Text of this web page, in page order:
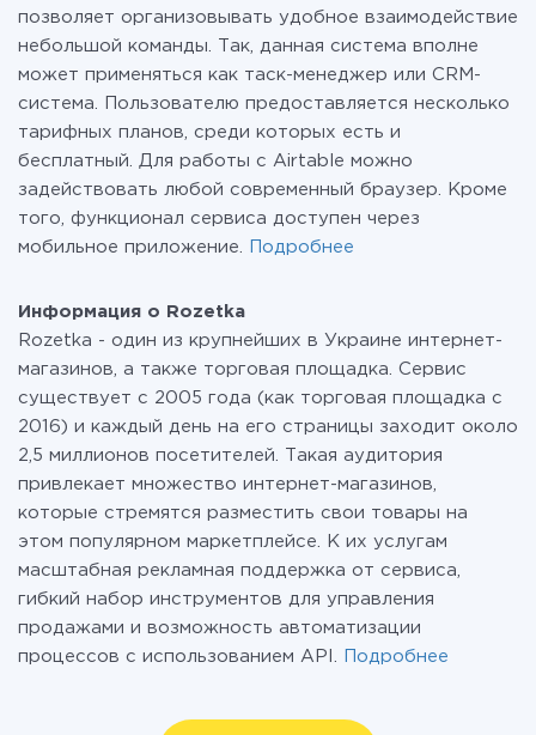
позволяет организовывать удобное взаимодействие
небольшой команды. Так, данная система вполне
может применяться как таск-менеджер или CRM-
система. Пользователю предоставляется несколько
тарифных планов, среди которых есть и
бесплатный. Для работы с Airtable можно
задействовать любой современный браузер. Кроме
того, функционал сервиса доступен через
мобильное приложение.
Подробнее
Информация о Rozetka
Rozetka - один из крупнейших в Украине интернет-
магазинов, а также торговая площадка. Сервис
существует с 2005 года (как торговая площадка с
2016) и каждый день на его страницы заходит около
2,5 миллионов посетителей. Такая аудитория
привлекает множество интернет-магазинов,
которые стремятся разместить свои товары на
этом популярном маркетплейсе. К их услугам
масштабная рекламная поддержка от сервиса,
гибкий набор инструментов для управления
продажами и возможность автоматизации
процессов с использованием API.
Подробнее